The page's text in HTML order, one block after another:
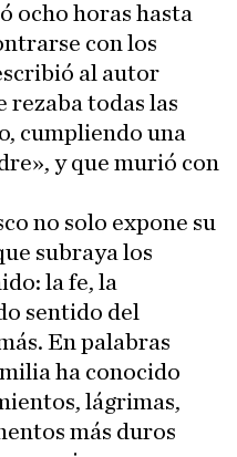
ocho horas hasta
con los
al autor
rezaba todas las
cumpliendo una
y que murió con
no solo expone su
subraya los
la fe, la
sentido del
En palabras
ha conocido
lágrimas,
más duros